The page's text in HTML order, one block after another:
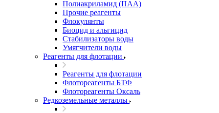
Полиакриламид (ПАА)
Прочие реагенты
Флокулянты
Биоцид и альгицид
Стабилизаторы воды
Умягчители воды
Реагенты для флотации
Реагенты для флотации
Флотореагенты БТФ
Флотореагенты Оксаль
Редкоземельные металлы